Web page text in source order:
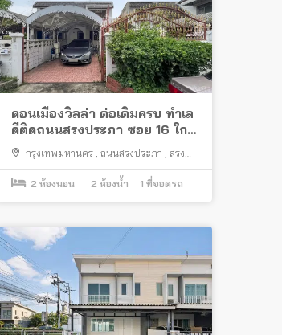
ดอนเมืองวิลล่า ต่อเติมครบ ทำเล
ดีติดถนนสรงประภา ซอย 16 ใกล้
สนามบินดอนเมือง
กรุงเทพมหานคร , ถนนสรงประภา , สรง
ประภา , สีกัน , ดอนเมือง
2 ห้องนอน 2 ห้องน้ำ 1 ที่จอดรถ